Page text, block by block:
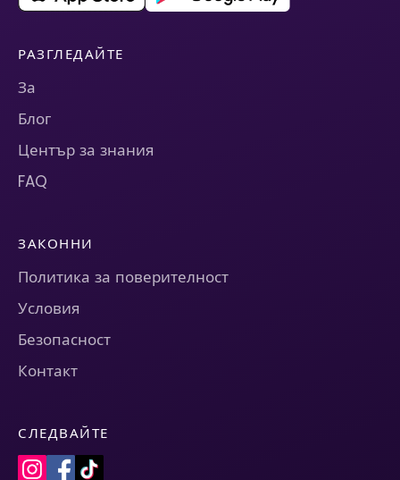
РАЗГЛЕДАЙТЕ
За
Блог
Център за знания
FAQ
ЗАКОННИ
Политика за поверителност
Условия
Безопасност
Контакт
СЛЕДВАЙТЕ